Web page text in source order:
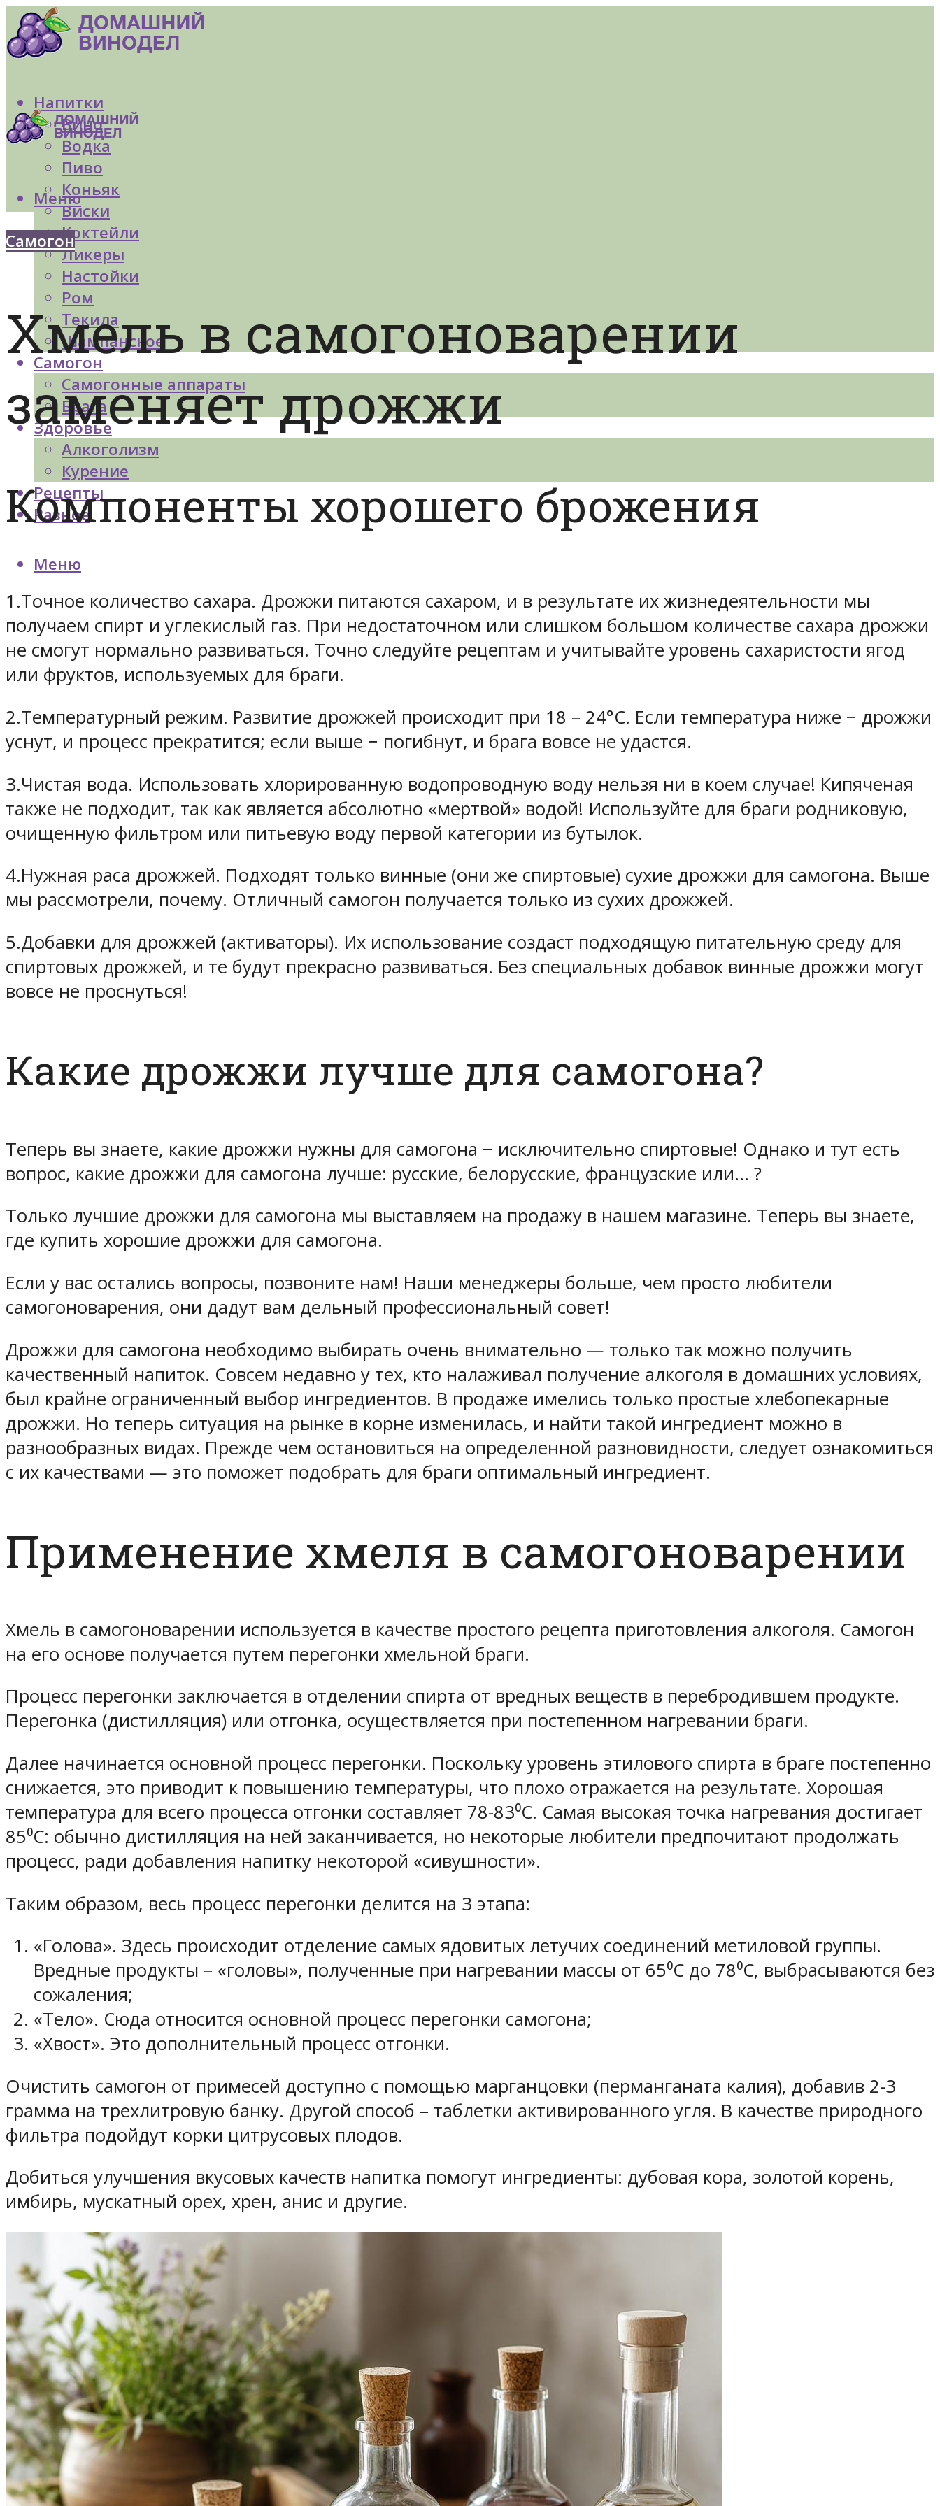
Напитки
Вино
Водка
Пиво
Коньяк
Виски
Коктейли
Ликеры
Настойки
Ром
Текила
Шампанское
Самогон
Самогонные аппараты
Брага
Здоровье
Алкоголизм
Курение
Рецепты
Разное
Меню
Меню
Самогон
Хмель в самогоноварении
заменяет дрожжи
Компоненты хорошего брожения
1.Точное количество сахара. Дрожжи питаются сахаром, и в результате их жизнедеятельности мы
получаем спирт и углекислый газ. При недостаточном или слишком большом количестве сахара дрожжи
не смогут нормально развиваться. Точно следуйте рецептам и учитывайте уровень сахаристости ягод
или фруктов, используемых для браги.
2.Температурный режим. Развитие дрожжей происходит при 18 – 24°С. Если температура ниже − дрожжи
уснут, и процесс прекратится; если выше − погибнут, и брага вовсе не удастся.
3.Чистая вода. Использовать хлорированную водопроводную воду нельзя ни в коем случае! Кипяченая
также не подходит, так как является абсолютно «мертвой» водой! Используйте для браги родниковую,
очищенную фильтром или питьевую воду первой категории из бутылок.
4.Нужная раса дрожжей. Подходят только винные (они же спиртовые) сухие дрожжи для самогона. Выше
мы рассмотрели, почему. Отличный самогон получается только из сухих дрожжей.
5.Добавки для дрожжей (активаторы). Их использование создаст подходящую питательную среду для
спиртовых дрожжей, и те будут прекрасно развиваться. Без специальных добавок винные дрожжи могут
вовсе не проснуться!
Какие дрожжи лучше для самогона?
Теперь вы знаете, какие дрожжи нужны для самогона − исключительно спиртовые! Однако и тут есть
вопрос, какие дрожжи для самогона лучше: русские, белорусские, французские или… ?
Только лучшие дрожжи для самогона мы выставляем на продажу в нашем магазине. Теперь вы знаете,
где купить хорошие дрожжи для самогона.
Если у вас остались вопросы, позвоните нам! Наши менеджеры больше, чем просто любители
самогоноварения, они дадут вам дельный профессиональный совет!
Дрожжи для самогона необходимо выбирать очень внимательно — только так можно получить
качественный напиток. Совсем недавно у тех, кто налаживал получение алкоголя в домашних условиях,
был крайне ограниченный выбор ингредиентов. В продаже имелись только простые хлебопекарные
дрожжи. Но теперь ситуация на рынке в корне изменилась, и найти такой ингредиент можно в
разнообразных видах. Прежде чем остановиться на определенной разновидности, следует ознакомиться
с их качествами — это поможет подобрать для браги оптимальный ингредиент.
Применение хмеля в самогоноварении
Хмель в самогоноварении используется в качестве простого рецепта приготовления алкоголя. Самогон
на его основе получается путем перегонки хмельной браги.
Процесс перегонки заключается в отделении спирта от вредных веществ в перебродившем продукте.
Перегонка (дистилляция) или отгонка, осуществляется при постепенном нагревании браги.
Далее начинается основной процесс перегонки. Поскольку уровень этилового спирта в браге постепенно
снижается, это приводит к повышению температуры, что плохо отражается на результате. Хорошая
температура для всего процесса отгонки составляет 78-83⁰C. Самая высокая точка нагревания достигает
85⁰C: обычно дистилляция на ней заканчивается, но некоторые любители предпочитают продолжать
процесс, ради добавления напитку некоторой «сивушности».
Таким образом, весь процесс перегонки делится на 3 этапа:
«Голова». Здесь происходит отделение самых ядовитых летучих соединений метиловой группы.
Вредные продукты – «головы», полученные при нагревании массы от 65⁰C до 78⁰C, выбрасываются без
сожаления;
«Тело». Сюда относится основной процесс перегонки самогона;
«Хвост». Это дополнительный процесс отгонки.
Очистить самогон от примесей доступно с помощью марганцовки (перманганата калия), добавив 2-3
грамма на трехлитровую банку. Другой способ – таблетки активированного угля. В качестве природного
фильтра подойдут корки цитрусовых плодов.
Добиться улучшения вкусовых качеств напитка помогут ингредиенты: дубовая кора, золотой корень,
имбирь, мускатный орех, хрен, анис и другие.